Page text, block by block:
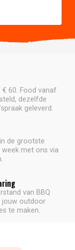
€ 60. Food vanaf
dezelfde
geleverd.
de grootste
met ons via
van BBQ
jouw outdoor
te maken.